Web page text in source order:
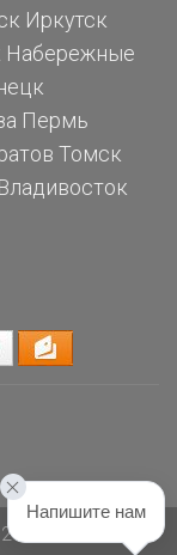
Иркутск
Набережные
Пермь
Томск
Владивосток
Напишите нам